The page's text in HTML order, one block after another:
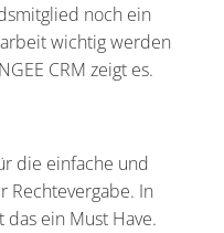
noch ein
wichtig werden
CRM zeigt es.
die einfache und
Rechtevergabe. In
ein Must Have.